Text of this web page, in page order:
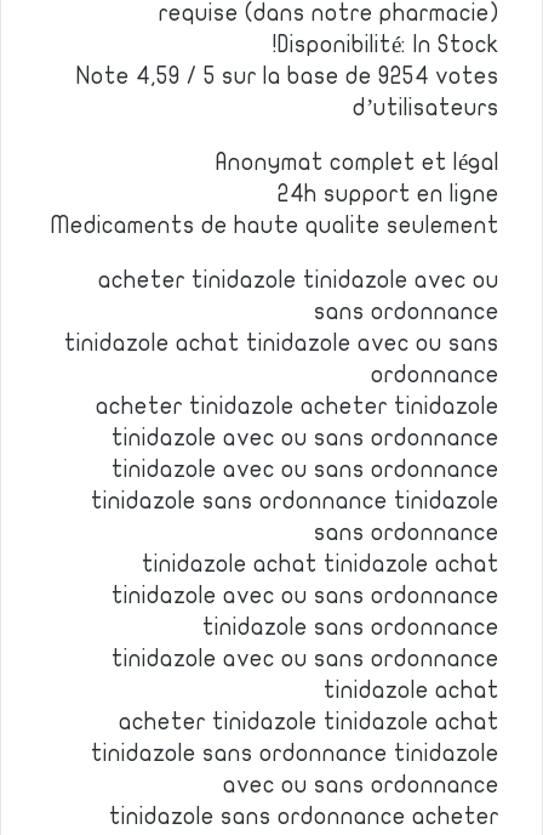
requise (dans notre pharmacie)
Disponibilité: In Stock!
Note 4,59 / 5 sur la base de 9254 votes
d’utilisateurs
Anonymat complet et légal
24h support en ligne
Medicaments de haute qualite seulement
acheter tinidazole tinidazole avec ou
sans ordonnance
tinidazole achat tinidazole avec ou sans
ordonnance
acheter tinidazole acheter tinidazole
tinidazole avec ou sans ordonnance
tinidazole avec ou sans ordonnance
tinidazole sans ordonnance tinidazole
sans ordonnance
tinidazole achat tinidazole achat
tinidazole avec ou sans ordonnance
tinidazole sans ordonnance
tinidazole avec ou sans ordonnance
tinidazole achat
acheter tinidazole tinidazole achat
tinidazole sans ordonnance tinidazole
avec ou sans ordonnance
tinidazole sans ordonnance acheter